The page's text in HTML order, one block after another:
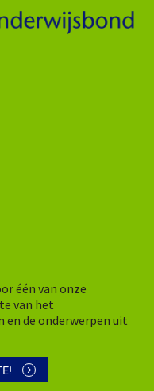
één van onze
van het
de onderwerpen uit